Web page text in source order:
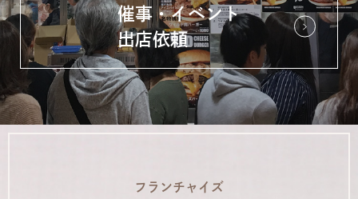
催事・イベント
出店依頼
フランチャイズ